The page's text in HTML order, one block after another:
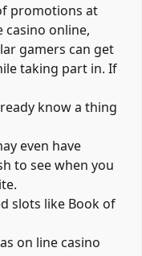
promotions at
casino online,
gamers can get
taking part in. If
know a thing
even have
to see when you
slots like Book of
on line casino